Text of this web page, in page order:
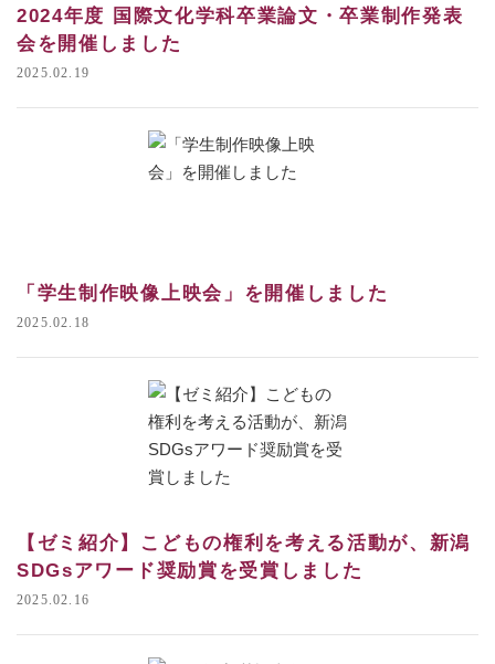
2024年度 国際文化学科卒業論文・卒業制作発表
会を開催しました
2025.02.19
「学生制作映像上映会」を開催しました
2025.02.18
【ゼミ紹介】こどもの権利を考える活動が、新潟
SDGsアワード奨励賞を受賞しました
2025.02.16